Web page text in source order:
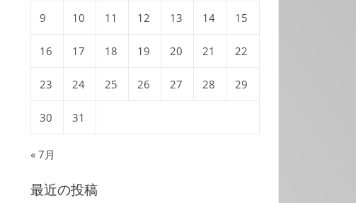
9 10 11 12 13 14 15
16 17 18 19 20 21 22
23 24 25 26 27 28 29
30 31
« 7月
最近の投稿